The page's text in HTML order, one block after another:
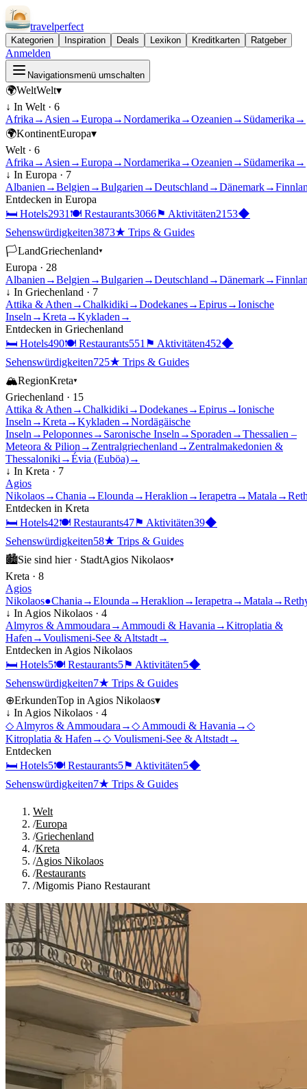
travelperfect
Kategorien Inspiration Deals Lexikon Kreditkarten Ratgeber
Anmelden
Navigationsmenü umschalten
🌍WeltWelt▾
↓ In Welt · 6
Afrika → Asien →Europa →Nordamerika →Ozeanien → Südamerika →
🌍KontinentEuropa▾
Welt · 6
Afrika → Asien →Europa →Nordamerika →Ozeanien → Südamerika →
↓ In Europa · 7
Albanien →Belgien →Bulgarien →Deutschland →Dänemark→
Entdecken in Europa
🛏 Hotels2931 🍽 Restaurants3066⚑ Aktivitäten2153◆
Sehenswürdigkeiten3873★ Trips & Guides
🏳LandGriechenland▾
Europa · 28
Albanien →Belgien →Bulgarien →Deutschland →Dänemark→
↓ In Griechenland · 7
Attika & Athen →Chalkidiki →Dodekanes→Epirus→Ionische
Inseln →Kreta →Kykladen →
Entdecken in Griechenland
🛏 Hotels490🍽 Restaurants551 ⚑ Aktivitäten452◆
Sehenswürdigkeiten725★ Trips & Guides
🏔RegionKreta▾
Griechenland · 15
Attika & Athen →Chalkidiki →Dodekanes→Epirus→Ionische
Inseln →Kreta →Kykladen →Nordägäische
Inseln →Peloponnes→ Saronische Inseln → Sporaden →Thessalien –
Meteora & Pilion → Zentralgriechenland → Zentralmakedonien &
Thessaloniki →Évia (Euböa)→
↓ In Kreta · 7
Agios
Nikolaos→Chania →Elounda →Heraklion →Ierapetra →Matala →
Entdecken in Kreta
🛏 Hotels42🍽 Restaurants47⚑ Aktivitäten39◆
Sehenswürdigkeiten58★ Trips & Guides
🏙Sie sind hier · StadtAgios Nikolaos▾
Kreta · 8
Agios
Nikolaos●Chania →Elounda →Heraklion →Ierapetra →Matala →
↓ In Agios Nikolaos · 4
Almyros & Ammoudara → Ammoudi & Havania →Kitroplatia &
Hafen →Voulismeni-See & Altstadt→
Entdecken in Agios Nikolaos
🛏 Hotels5🍽 Restaurants5⚑ Aktivitäten5◆
Sehenswürdigkeiten7★ Trips & Guides
⊕ErkundenTop in Agios Nikolaos▾
↓ In Agios Nikolaos · 4
◇ Almyros & Ammoudara →◇ Ammoudi & Havania →◇
Kitroplatia & Hafen →◇ Voulismeni-See & Altstadt→
Entdecken
🛏 Hotels5🍽 Restaurants5⚑ Aktivitäten5◆
Sehenswürdigkeiten7★ Trips & Guides
Welt
/Europa
/Griechenland
/Kreta
/Agios Nikolaos
/Restaurants
/Migomis Piano Restaurant